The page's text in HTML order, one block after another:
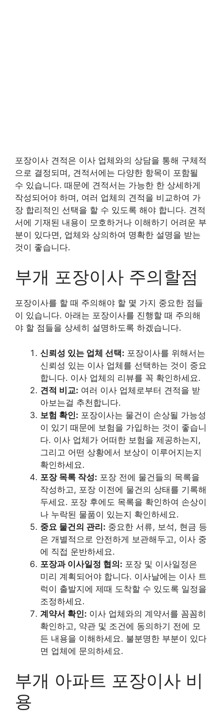
포장이사 견적은 이사 업체와의 상담을 통해 구체적
으로 결정되며, 견적서에는 다양한 항목이 포함될
수 있습니다. 때문에 견적서는 가능한 한 상세하게
작성되어야 하며, 여러 업체의 견적을 비교하여 가
장 합리적인 선택을 할 수 있도록 해야 합니다. 견적
서에 기재된 내용이 모호하거나 이해하기 어려운 부
분이 있다면, 업체와 상의하여 명확한 설명을 받는
것이 좋습니다.
부개 포장이사 주의할점
포장이사를 할 때 주의해야 할 몇 가지 중요한 점들
이 있습니다. 아래는 포장이사를 진행할 때 주의해
야 할 점들을 상세히 설명하도록 하겠습니다.
신뢰성 있는 업체 선택: 포장이사를 위해서는
신뢰성 있는 이사 업체를 선택하는 것이 중요
합니다. 이사 업체의 리뷰를 꼭 확인하세요.
견적 비교: 여러 이사 업체로부터 견적을 받
아보는걸 추천합니다.
보험 확인: 포장이사는 물건이 손상될 가능성
이 있기 때문에 보험을 가입하는 것이 좋습니
다. 이사 업체가 어떠한 보험을 제공하는지,
그리고 어떤 상황에서 보상이 이루어지는지
확인하세요.
포장 목록 작성: 포장 전에 물건들의 목록을
작성하고, 포장 이전에 물건의 상태를 기록해
두세요. 포장 후에도 목록을 확인하여 손상이
나 누락된 물품이 있는지 확인하세요.
중요 물건의 관리: 중요한 서류, 보석, 현금 등
은 개별적으로 안전하게 보관해두고, 이사 중
에 직접 운반하세요.
포장과 이사일정 협의: 포장 및 이사일정은
미리 계획되어야 합니다. 이사날에는 이사 트
럭이 출발지에 제때 도착할 수 있도록 일정을
조정하세요.
계약서 확인: 이사 업체와의 계약서를 꼼꼼히
확인하고, 약관 및 조건에 동의하기 전에 모
든 내용을 이해하세요. 불분명한 부분이 있다
면 업체에 문의하세요.
부개 아파트 포장이사 비
용